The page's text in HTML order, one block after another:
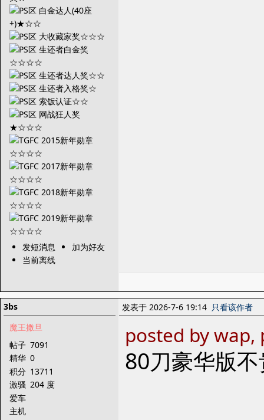
发短消息
加为好友
当前离线
3bs
魔王撒旦
帖子 7091
精华 0
积分 13711
激骚 204 度
爱车
主机
发表于 2026-7-6 19:14 只看该作者
posted by
80刀豪华版